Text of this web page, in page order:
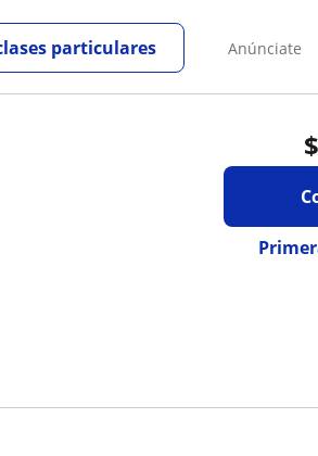
Anúnciate
particulares
$